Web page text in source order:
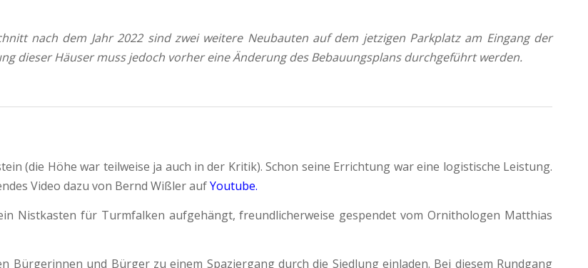
nach dem Jahr 2022 sind zwei weitere Neubauten auf dem jetzigen Parkplatz am Eingang der
dieser Häuser muss jedoch vorher eine Änderung des Bebauungsplans durchgeführt werden.
(die Höhe war teilweise ja auch in der Kritik). Schon seine Errichtung war eine logistische Leistung.
Video dazu von Bernd Wißler aufYoutube.
Nistkasten für Turmfalken aufgehängt, freundlicherweise gespendet vom Ornithologen Matthias
Bürgerinnen und Bürger zu einem Spaziergang durch die Siedlung einladen. Bei diesem Rundgang